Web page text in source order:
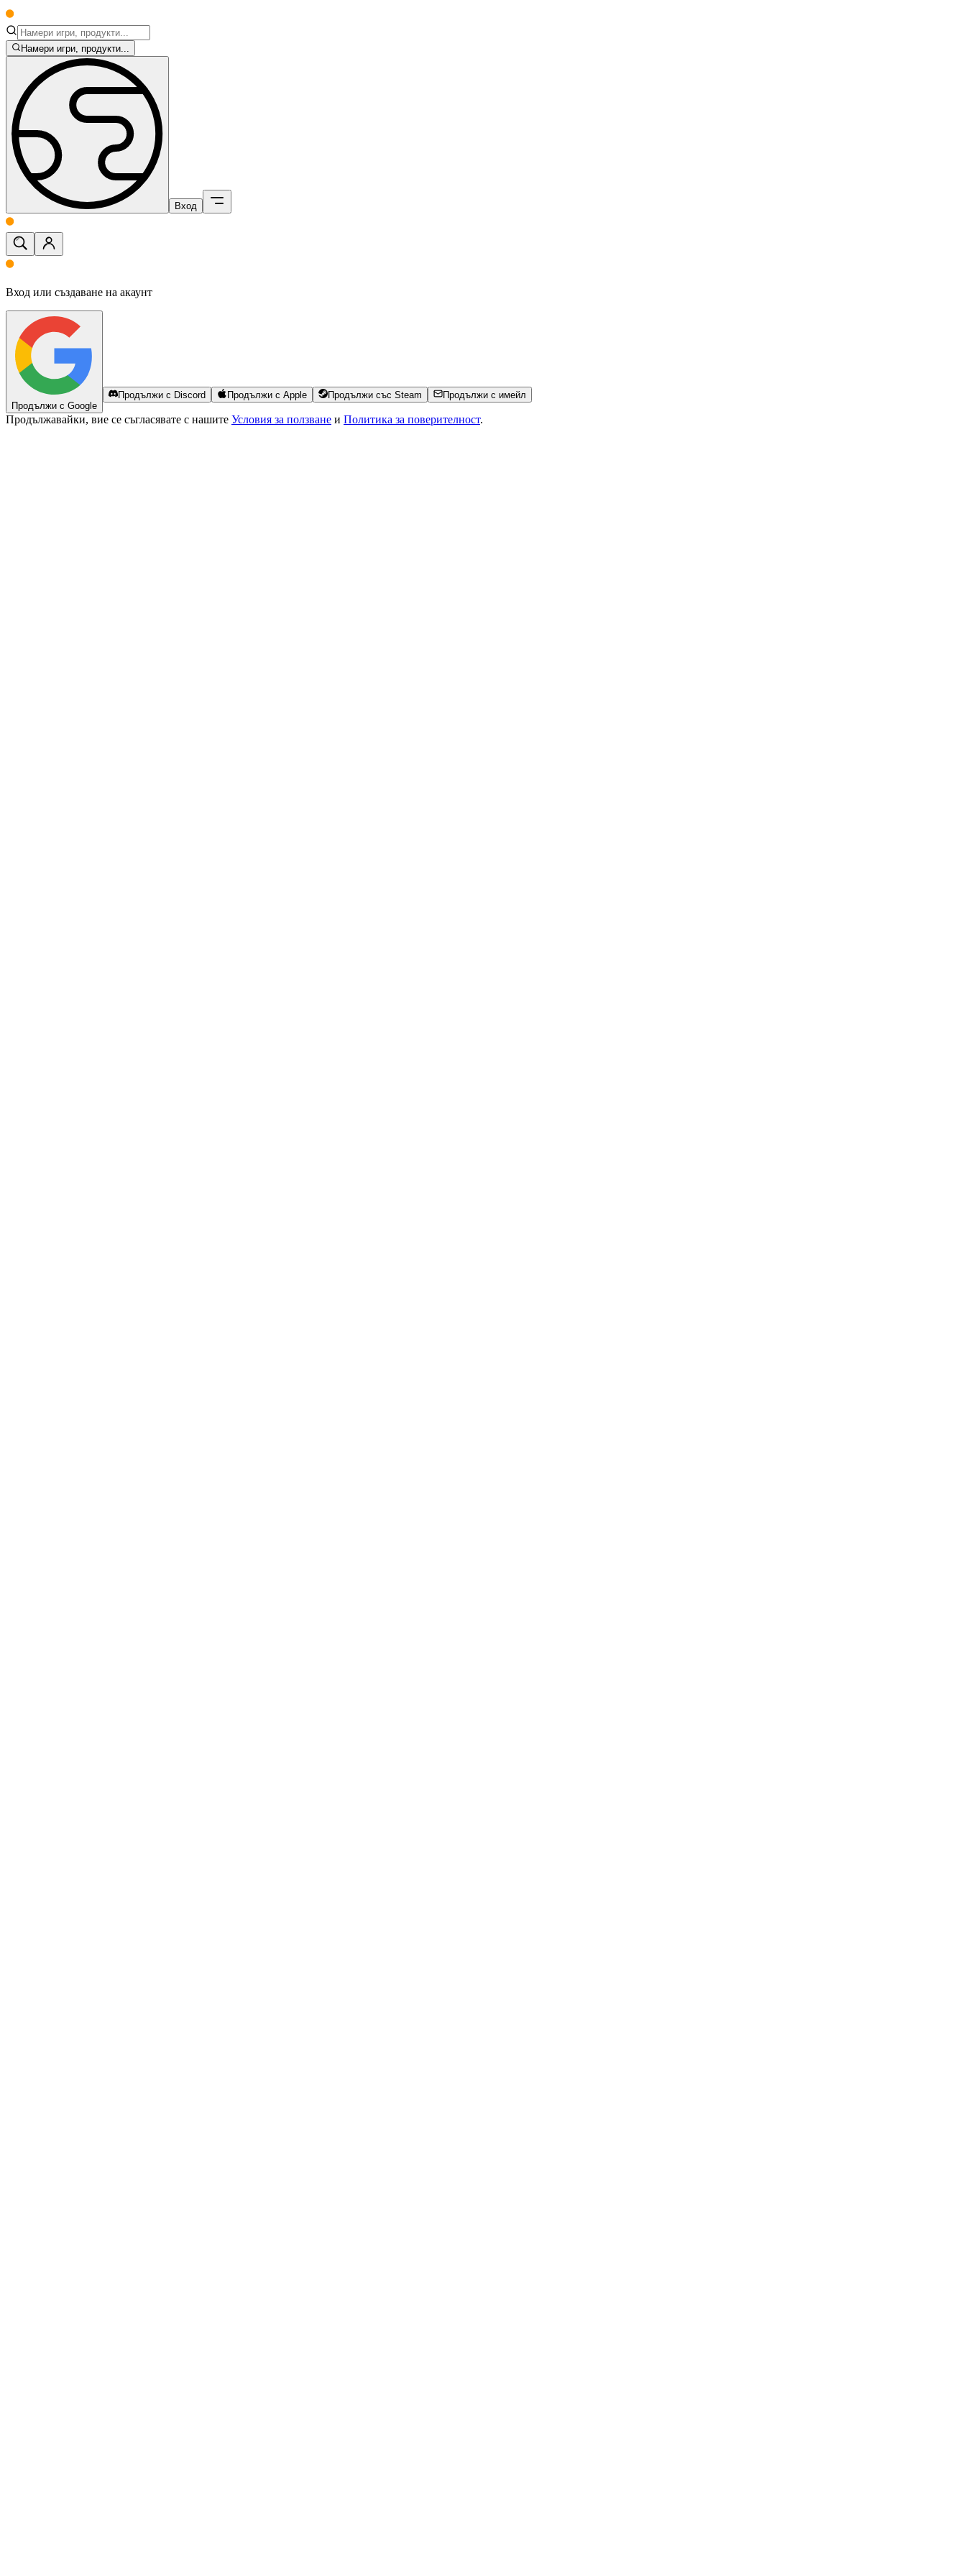
Намери игри, продукти...
Вход
Вход или създаване на акаунт
Продължи с Google
Продължи с Discord Продължи с Apple Продължи със Steam Продължи с имейл
Продължавайки, вие се съгласявате с нашите Условия за ползване и Политика за поверителност.